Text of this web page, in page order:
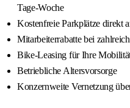
Tage-Woche
Kostenfreie Parkplätze direkt
Mitarbeiterrabatte bei
Bike-Leasing für Ihre
Betriebliche Altersvorsorge
Konzernweite Vernetzung